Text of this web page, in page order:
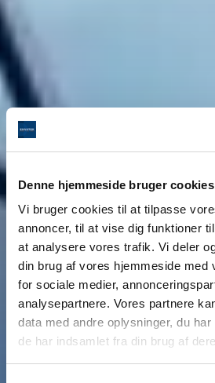
Denne hjemmeside bruger cookies
Vi bruger cookies til at tilpasse
annoncer, til at vise dig funktioner
at analysere vores trafik. Vi deler
din brug af vores hjemmeside med
for sociale medier,
analysepartnere. Vores partnere
data med andre oplysninger, du
de har indsamlet fra din brug af